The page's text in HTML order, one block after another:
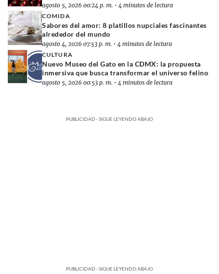
agosto 5, 2026 00:24 p. m. • 4 minutos de lectura
COMIDA
Sabores del amor: 8 platillos nupciales fascinantes
alrededor del mundo
agosto 4, 2026 07:53 p. m. • 4 minutos de lectura
CULTURA
Nuevo Museo del Gato en la CDMX: la propuesta
inmersiva que busca transformar el universo felino
agosto 5, 2026 00:53 p. m. • 4 minutos de lectura
PUBLICIDAD - SIGUE LEYENDO ABAJO
PUBLICIDAD - SIGUE LEYENDO ABAJO